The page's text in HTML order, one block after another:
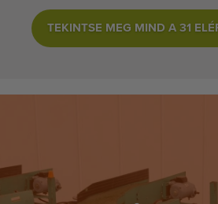
TEKINTSE MEG MIND A 31